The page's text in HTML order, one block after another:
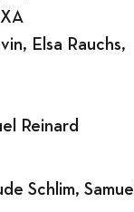
Elsa Rauchs,
Reinard
Schlim, Samuel